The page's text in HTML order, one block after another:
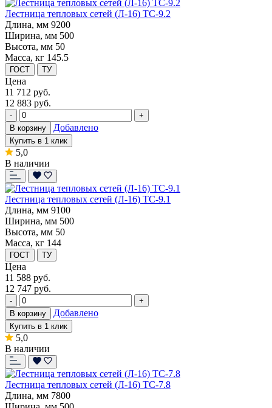
Лестница тепловых сетей (Л-16) ТС-9.2
Длина, мм 9200
Ширина, мм 500
Высота, мм 50
Масса, кг 145.5
ГОСТ ТУ
Цена
11 712 руб.
12 883 руб.
-
+
В корзину
Добавлено
Купить в 1 клик
5,0
В наличии
Лестница тепловых сетей (Л-16) ТС-9.1
Длина, мм 9100
Ширина, мм 500
Высота, мм 50
Масса, кг 144
ГОСТ ТУ
Цена
11 588 руб.
12 747 руб.
-
+
В корзину
Добавлено
Купить в 1 клик
5,0
В наличии
Лестница тепловых сетей (Л-16) ТС-7.8
Длина, мм 7800